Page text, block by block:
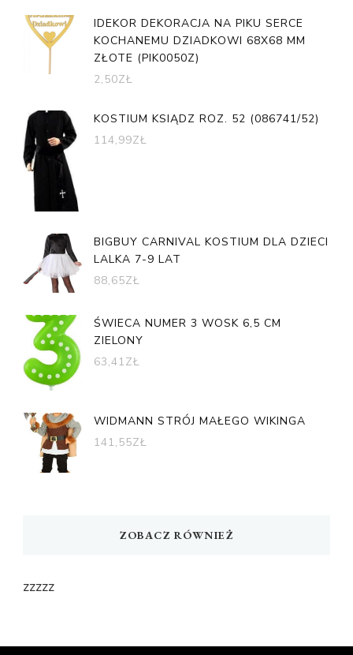
IDEKOR DEKORACJA NA PIKU SERCE
KOCHANEMU DZIADKOWI 68X68 MM
ZŁOTE (PIK0050Z)
2,50ZŁ
KOSTIUM KSIĄDZ ROZ. 52 (086741/52)
114,99ZŁ
BIGBUY CARNIVAL KOSTIUM DLA DZIECI
LALKA 7-9 LAT
88,65ZŁ
ŚWIECA NUMER 3 WOSK 6,5 CM
ZIELONY
63,41ZŁ
WIDMANN STRÓJ MAŁEGO WIKINGA
141,55ZŁ
ZOBACZ RÓWNIEŻ
zzzzz